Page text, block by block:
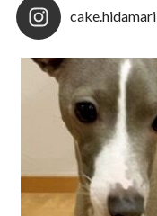
cake.hidamari